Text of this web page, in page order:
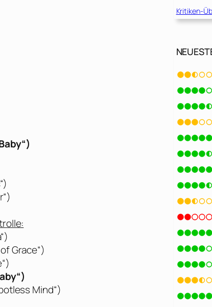
Grace“)
Mind“)
Kritiken-